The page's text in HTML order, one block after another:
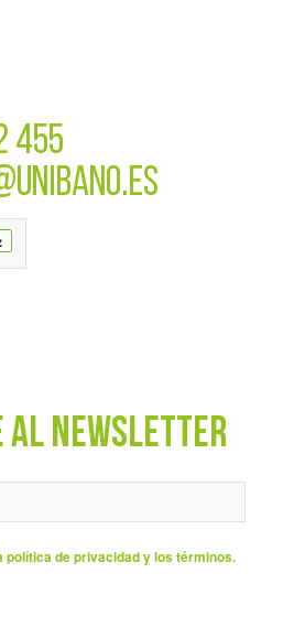
455
AL NEWSLETTER
política de privacidad y los términos.